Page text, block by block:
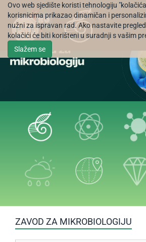
Ovo web sjedište koristi tehnologiju
korisnicima prikazao dinamičan i
nužni za ispravan rad. Ako nastavite
kolačići će biti korišteni u suradnji s vašim
Slažem se
ZAVOD ZA MIKROBIOLOGIJU